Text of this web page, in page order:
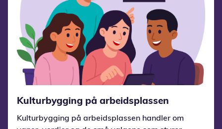
Kulturbygging på arbeidsplassen
Kulturbygging på arbeidsplassen handler om